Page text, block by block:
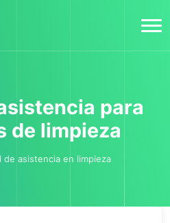
para
de limpieza
de asistencia en limpieza